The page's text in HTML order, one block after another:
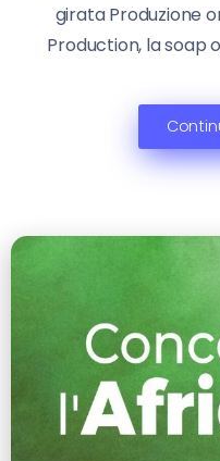
girata Produzione
Production, la soap